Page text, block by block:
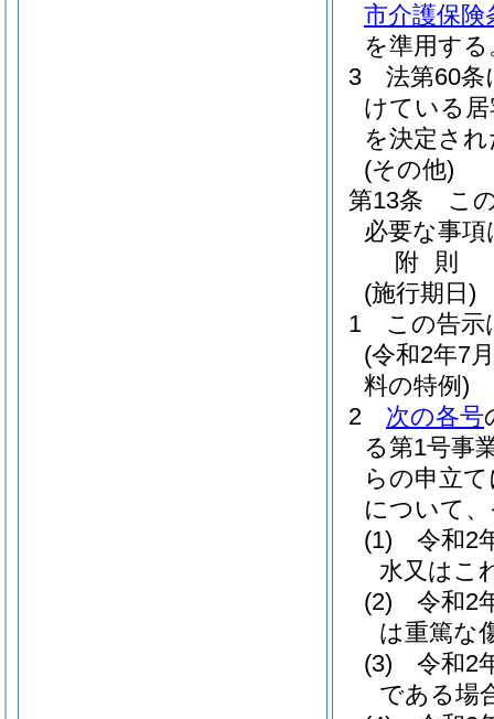
市介護保険
を準用する
3
法第60
けている
を決定さ
(その他)
第13条
こ
必要な事
附 則
(施行期日)
1
この告示
(令和2年7
料の特例)
2
次の各号
る第1号事
らの申立
について
(1)
令和2
水又はこ
(2)
令和2
は重篤な
(3)
令和2
である場